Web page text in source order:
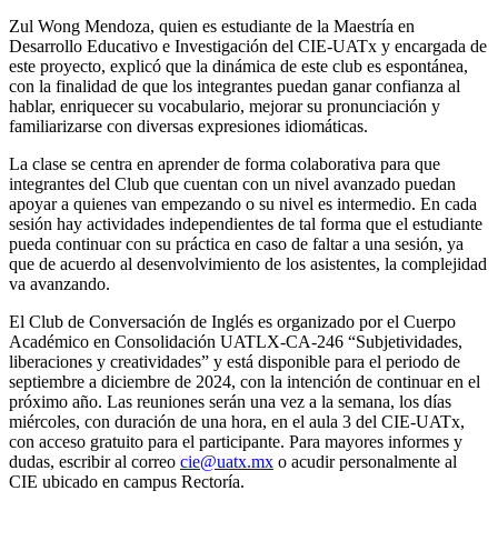
Zul Wong Mendoza, quien es estudiante de la Maestría en
Desarrollo Educativo e Investigación del CIE-UATx y encargada de
este proyecto, explicó que la dinámica de este club es espontánea,
con la finalidad de que los integrantes puedan ganar confianza al
hablar, enriquecer su vocabulario, mejorar su pronunciación y
familiarizarse con diversas expresiones idiomáticas.
La clase se centra en aprender de forma colaborativa para que
integrantes del Club que cuentan con un nivel avanzado puedan
apoyar a quienes van empezando o su nivel es intermedio. En cada
sesión hay actividades independientes de tal forma que el estudiante
pueda continuar con su práctica en caso de faltar a una sesión, ya
que de acuerdo al desenvolvimiento de los asistentes, la complejidad
va avanzando.
El Club de Conversación de Inglés es organizado por el Cuerpo
Académico en Consolidación UATLX-CA-246 “Subjetividades,
liberaciones y creatividades” y está disponible para el periodo de
septiembre a diciembre de 2024, con la intención de continuar en el
próximo año. Las reuniones serán una vez a la semana, los días
miércoles, con duración de una hora, en el aula 3 del CIE-UATx,
con acceso gratuito para el participante. Para mayores informes y
dudas, escribir al correo cie@uatx.mx o acudir personalmente al
CIE ubicado en campus Rectoría.